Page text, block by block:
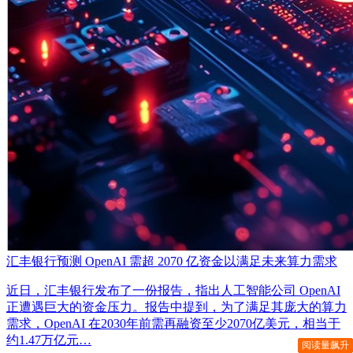
阅读量飙升
阅读量飙升
阅读量飙升
阅读量飙升
阅读量飙升
阅读量飙升
阅读量飙升
阅读量飙升
阅读量飙升
阅读量飙升
阅读量飙升
阅读量飙升
汇丰银行预测 OpenAI 需超 2070 亿资金以满足未来算力需求
近日，汇丰银行发布了一份报告，指出人工智能公司 OpenAI
正遭遇巨大的资金压力。报告中提到，为了满足其庞大的算力
需求，OpenAI 在2030年前需再融资至少2070亿美元，相当于
约1.47万亿元…
阅读量飙升
阅读量飙升
阅读量飙升
阅读量飙升
阅读量飙升
阅读量飙升
阅读量飙升
阅读量飙升
阅读量飙升
阅读量飙升
阅读量飙升
阅读量飙升
阅读量飙升
阅读量飙升
阅读量飙升
阅读量飙升